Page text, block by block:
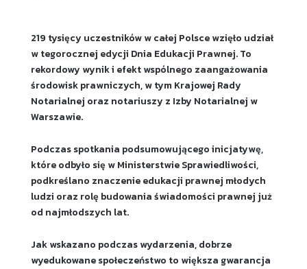
219 tysięcy uczestników w całej Polsce wzięło udział
w tegorocznej edycji Dnia Edukacji Prawnej. To
rekordowy wynik i efekt wspólnego zaangażowania
środowisk prawniczych, w tym Krajowej Rady
Notarialnej oraz notariuszy z Izby Notarialnej w
Warszawie.
Podczas spotkania podsumowującego inicjatywę,
które odbyło się w Ministerstwie Sprawiedliwości,
podkreślano znaczenie edukacji prawnej młodych
ludzi oraz rolę budowania świadomości prawnej już
od najmłodszych lat.
Jak wskazano podczas wydarzenia, dobrze
wyedukowane społeczeństwo to większa gwarancja